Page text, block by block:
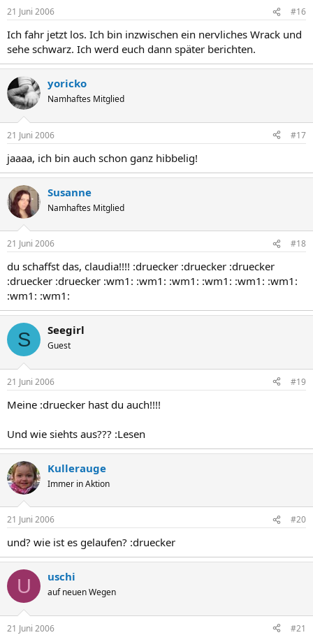
21 Juni 2006 #16
Ich fahr jetzt los. Ich bin inzwischen ein nervliches Wrack und
sehe schwarz. Ich werd euch dann später berichten.
yoricko
Namhaftes Mitglied
21 Juni 2006 #17
jaaaa, ich bin auch schon ganz hibbelig!
Susanne
Namhaftes Mitglied
21 Juni 2006 #18
du schaffst das, claudia!!!! :druecker :druecker :druecker
:druecker :druecker :wm1: :wm1: :wm1: :wm1: :wm1: :wm1:
:wm1: :wm1:
S Seegirl
Guest
21 Juni 2006 #19
Meine :druecker hast du auch!!!!
Und wie siehts aus??? :Lesen
Kullerauge
Immer in Aktion
21 Juni 2006 #20
und? wie ist es gelaufen? :druecker
U uschi
auf neuen Wegen
21 Juni 2006 #21